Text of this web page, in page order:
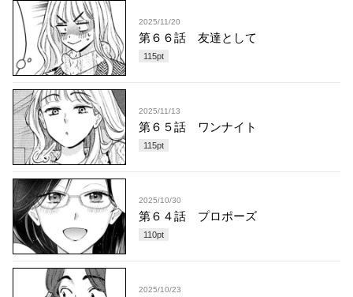
2025/11/20
第６６話 友達として
115pt
2025/11/13
第６５話 ワンナイト
115pt
2025/10/30
第６４話 プロポーズ
110pt
2025/10/23